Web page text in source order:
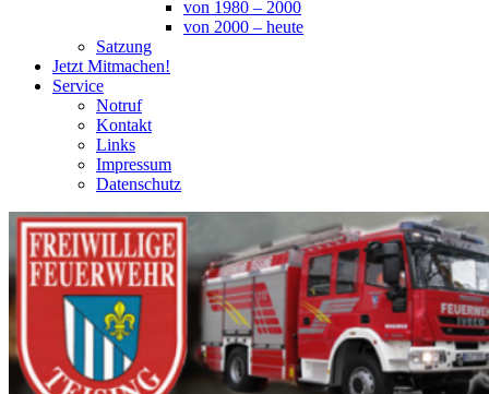
von 1980 – 2000
von 2000 – heute
Satzung
Jetzt Mitmachen!
Service
Notruf
Kontakt
Links
Impressum
Datenschutz